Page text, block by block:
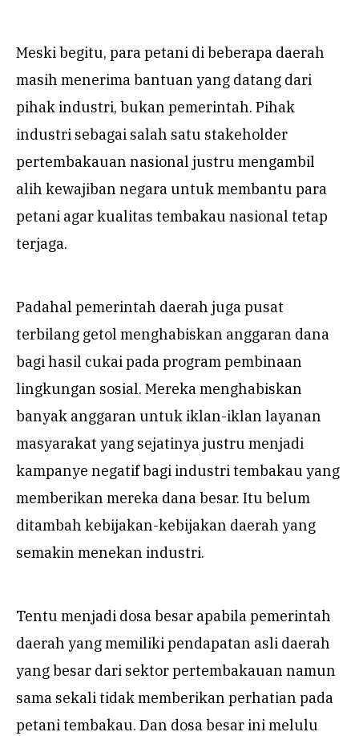
Meski begitu, para petani di beberapa daerah
masih menerima bantuan yang datang dari
pihak industri, bukan pemerintah. Pihak
industri sebagai salah satu stakeholder
pertembakauan nasional justru mengambil
alih kewajiban negara untuk membantu para
petani agar kualitas tembakau nasional tetap
terjaga.
Padahal pemerintah daerah juga pusat
terbilang getol menghabiskan anggaran dana
bagi hasil cukai pada program pembinaan
lingkungan sosial. Mereka menghabiskan
banyak anggaran untuk iklan-iklan layanan
masyarakat yang sejatinya justru menjadi
kampanye negatif bagi industri tembakau yang
memberikan mereka dana besar. Itu belum
ditambah kebijakan-kebijakan daerah yang
semakin menekan industri.
Tentu menjadi dosa besar apabila pemerintah
daerah yang memiliki pendapatan asli daerah
yang besar dari sektor pertembakauan namun
sama sekali tidak memberikan perhatian pada
petani tembakau. Dan dosa besar ini melulu